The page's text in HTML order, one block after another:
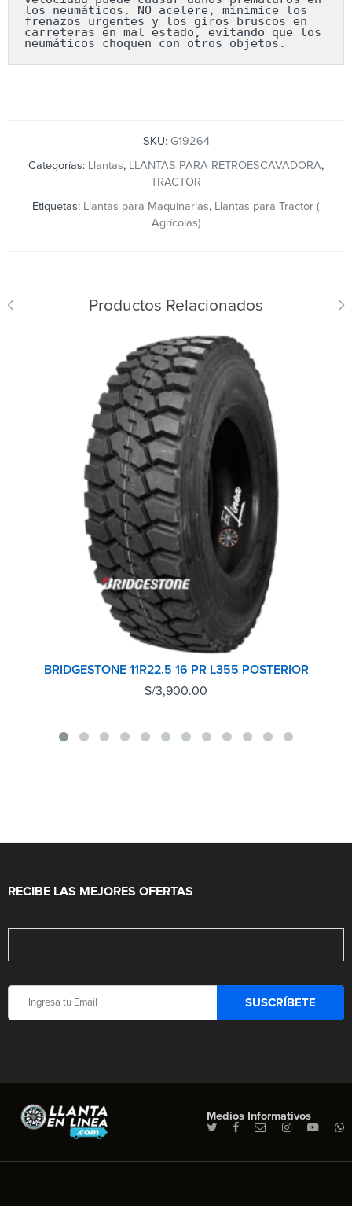
los neumáticos. NO acelere, minimice los
frenazos urgentes y los giros bruscos en
carreteras en mal estado, evitando que los
neumáticos choquen con otros objetos.
SKU: G19264
Categorías: Llantas, LLANTAS PARA RETROESCAVADORA,
TRACTOR
Etiquetas: Llantas para Maquinarias, Llantas para Tractor (
Agrícolas)
Productos Relacionados
BRIDGESTONE 11R22.5 16 PR L355 POSTERIOR
S/3,900.00
RECIBE LAS MEJORES OFERTAS
Medios Informativos